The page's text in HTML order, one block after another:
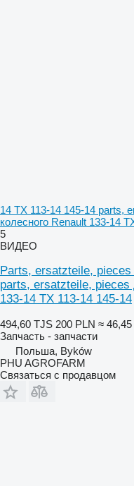
14 TX 113-14 145-14 parts,
колесного Renault 133-14
5
ВИДЕО
Parts, ersatzteile, pieces
parts, ersatzteile, pieces
133-14 TX 113-14 145-14
494,60 TJS 200 PLN ≈ 46,45
Запчасть - запчасти
Польша, Byków
PHU AGROFARM
Связаться с продавцом